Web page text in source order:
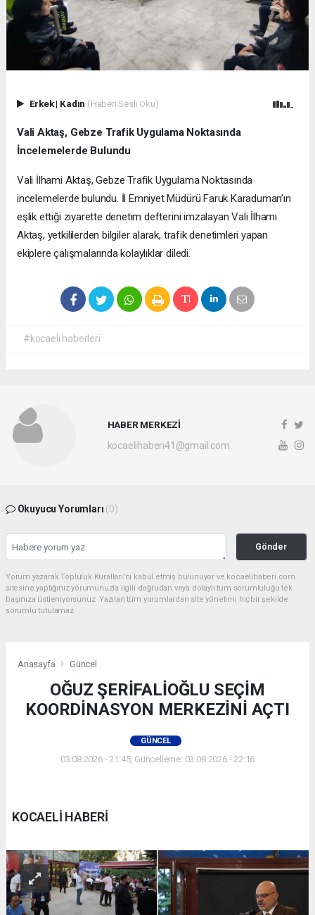
Erkek| Kadın (Haberi Sesli Oku)
Vali Aktaş, Gebze Trafik Uygulama Noktasında
İncelemelerde Bulundu
Vali İlhami Aktaş, Gebze Trafik Uygulama Noktasında
incelemelerde bulundu. İl Emniyet Müdürü Faruk Karaduman’ın
eşlik ettiği ziyarette denetim defterini imzalayan Vali İlhami
Aktaş, yetkililerden bilgiler alarak, trafik denetimleri yapan
ekiplere çalışmalarında kolaylıklar diledi.
#kocaeli haberleri
HABER MERKEZİ
kocaelihaberi41@gmail.com
Okuyucu Yorumları (0)
Gönder
Yorum yazarak Topluluk Kuralları’nı kabul etmiş bulunuyor ve kocaelihaberi.com
sitesine yaptığınız yorumunuzla ilgili doğrudan veya dolaylı tüm sorumluluğu tek
başınıza üstleniyorsunuz. Yazılan tüm yorumlardan site yönetimi hiçbir şekilde
sorumlu tutulamaz.
Anasayfa Güncel
OĞUZ ŞERİFALİOĞLU SEÇİM
KOORDİNASYON MERKEZİNİ AÇTI
GÜNCEL
03.08.2026 - 21:45, Güncelleme: 03.08.2026 - 22:16
KOCAELİ HABERİ